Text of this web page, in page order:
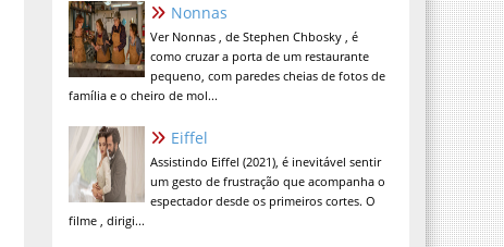
Nonnas
Ver Nonnas , de Stephen Chbosky , é
como cruzar a porta de um restaurante
pequeno, com paredes cheias de fotos de
família e o cheiro de mol...
Eiffel
Assistindo Eiffel (2021), é inevitável sentir
um gesto de frustração que acompanha o
espectador desde os primeiros cortes. O
filme , dirigi...